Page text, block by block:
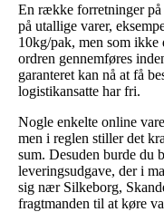
En række forretninger
på utallige varer,
10kg/pak, men som ikke
ordren gennemføres
garanteret kan nå at få
logistikansatte har fri.
Nogle enkelte online
men i reglen stiller det
sum. Desuden burde du
leveringsudgave, der i
sig nær Silkeborg,
fragtmanden til at køre